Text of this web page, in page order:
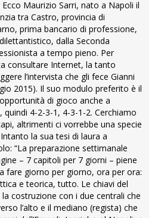
Maurizio Sarri, nato a Napoli il
tra Castro, provincia di
prima bancario di professione,
dalla Seconda
a tempo pieno. Per
consultare Internet, la tanto
l’intervista che gli fece Gianni
2015). Il suo modulo preferito è il
di gioco anche a
quindi 4-2-3-1, 4-3-1-2. Cerchiamo
altrimenti ci vorrebbe una specie
la sua tesi di laura a
“La preparazione settimanale
– 7 capitoli per 7 giorni – piene
fare giorno per giorno, ora per ora:
e teorica, tutto. Le chiavi del
costruzione con i due centrali che
l’alto e il mediano (regista) che